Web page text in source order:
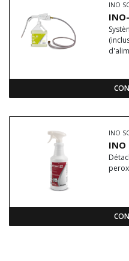
INO
Système de dilution pour Twist & Go
INO
INO
Détachant et désodorisant à base de